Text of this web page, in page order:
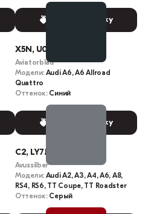
Выбрать краску
X5N, U0, LX5N
Aviatorblau
Модели: Audi A6, A6 Allroad
Quattro
Оттенок: Синий
Выбрать краску
C2, LY7J
Avussilber
Модели: Audi A2, A3, A4, A6, A8,
RS4, RS6, TT Coupe, TT Roadster
Оттенок: Серый